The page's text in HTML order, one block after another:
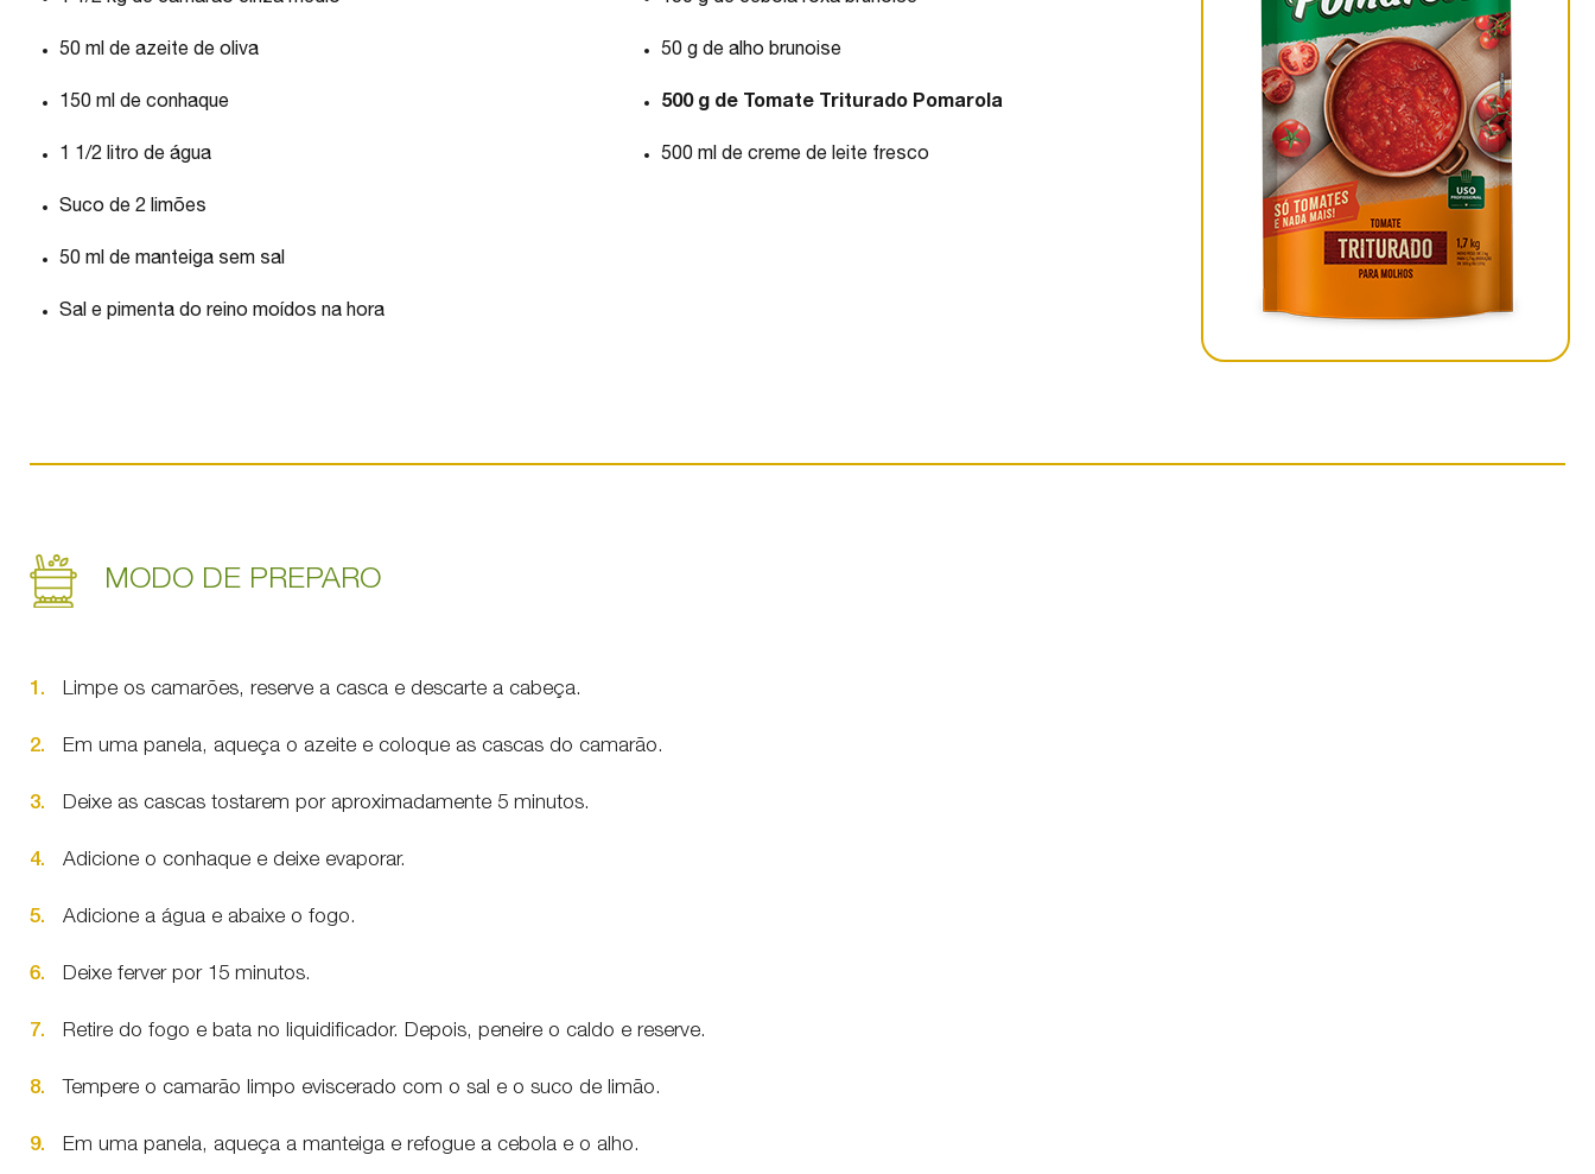
50 ml de azeite de oliva
150 ml de conhaque
1 1/2 litro de água
Suco de 2 limões
50 g de alho brunoise
500 g de Tomate Triturado Pomarola
500 ml de creme de leite fresco
50 ml de manteiga sem sal
Sal e pimenta do reino moídos na hora
MODO DE PREPARO
1. Limpe os camarões, reserve a casca e descarte a cabeça.
2. Em uma panela, aqueça o azeite e coloque as cascas do camarão.
3. Deixe as cascas tostarem por aproximadamente 5 minutos.
4. Adicione o conhaque e deixe evaporar.
5. Adicione a água e abaixe o fogo.
6. Deixe ferver por 15 minutos.
7. Retire do fogo e bata no liquidificador. Depois, peneire o caldo e reserve.
8. Tempere o camarão limpo eviscerado com o sal e o suco de limão.
9. Em uma panela, aqueça a manteiga e refogue a cebola e o alho.